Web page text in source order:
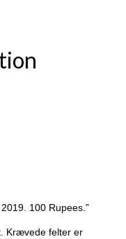
100 Rupees.”
Krævede felter er